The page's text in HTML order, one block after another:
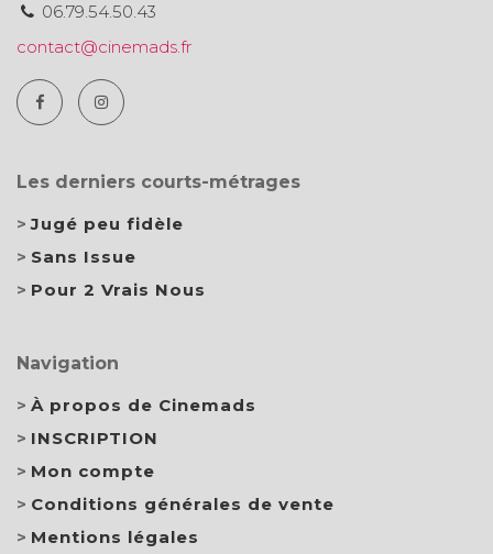
06.79.54.50.43
contact@cinemads.fr
Les derniers courts-métrages
Jugé peu fidèle
Sans Issue
Pour 2 Vrais Nous
Navigation
À propos de Cinemads
INSCRIPTION
Mon compte
Conditions générales de vente
Mentions légales